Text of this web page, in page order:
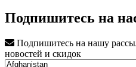
Подпишитесь на
Подпишитесь на нашу
новостей и скидок